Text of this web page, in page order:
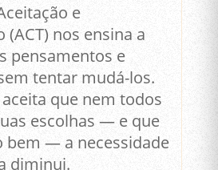
e
nos ensina a
pensamentos e
tentar mudá-los.
que nem todos
escolhas — e que
bem — a necessidade
diminui.